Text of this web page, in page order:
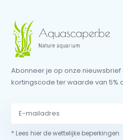
Abonneer je op onze
kortingscode ter waarde van 5%
* Lees hier de wettelijke beperkingen